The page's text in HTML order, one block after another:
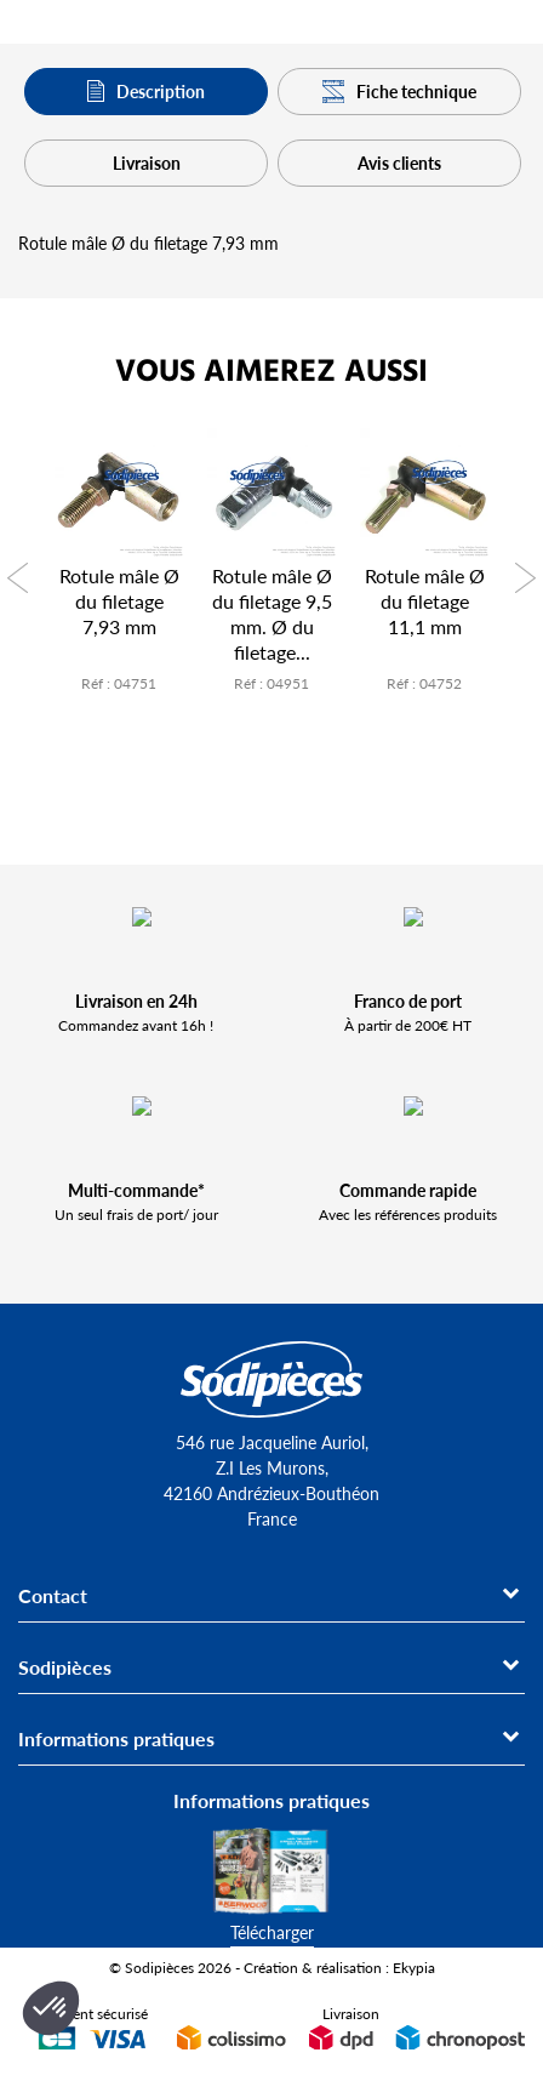
Description Fiche technique
Livraison Avis clients
Rotule mâle Ø du filetage 7,93 mm
VOUS AIMEREZ AUSSI
Ø
Rotule mâle Ø
du filetage
7,93 mm
Réf : 04751
Rotule mâle Ø
du filetage 9,5
mm. Ø du
filetage...
Réf : 04951
Rotule mâle Ø
du filetage
11,1 mm
Réf : 04752
Livraison en 24h
Commandez avant 16h !
Franco de port
À partir de 200€ HT
Multi-commande*
Un seul frais de port/ jour
Commande rapide
Avec les références produits
546 rue Jacqueline Auriol,
Z.I Les Murons,
42160 Andrézieux-Bouthéon
France
Contact
Sodipièces
Informations pratiques
Informations pratiques
Télécharger
© Sodipièces 2026 - Création & réalisation : Ekypia
Paiement sécurisé Livraison